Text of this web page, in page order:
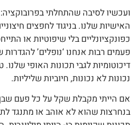
ועכשיו לסיבה שהתחלתי
האישיות שלנו. בניגוד לחפצים
כפונקציונליים בלי שיפוטיות או
פעמים רבות אנחנו ‘נופלים’ להגדרות
דיכוטומיות לגבי תכונות האופי שלנו.
נכונות לא נכונות, חיוביות שליליות.
אם הייתי מקבלת שקל על כל פעם
בנחרצות שהוא לא אוהב או מתנגד